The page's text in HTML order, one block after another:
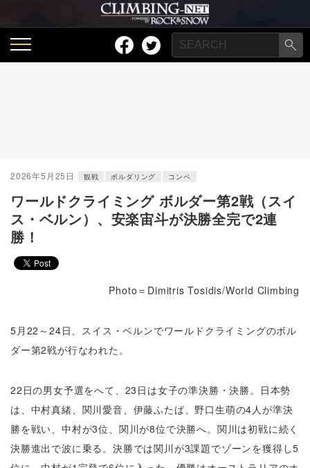
2026年5月25日 観戦 ボルダリング コンペ
ワールドクライミング ボルダー第2戦（スイ
ス・ベルン）、安楽宙斗が決勝全完で2連
勝！
Photo＝Dimitris Tosidis/World Climbing
5月22～24日、スイス・ベルンでワールドクライミングのボル
ダー第2戦が行なわれた。
22日の男女予選をへて、23日は女子の準決勝・決勝。日本勢
は、中村真緒、関川愛音、伊藤ふたば、野口生萌の4人が準決
勝を戦い、中村が3位、関川が8位で決勝へ。関川は初戦に続く
決勝進出で波に乗る。決勝では関川が3課題でゾーンを獲得し5